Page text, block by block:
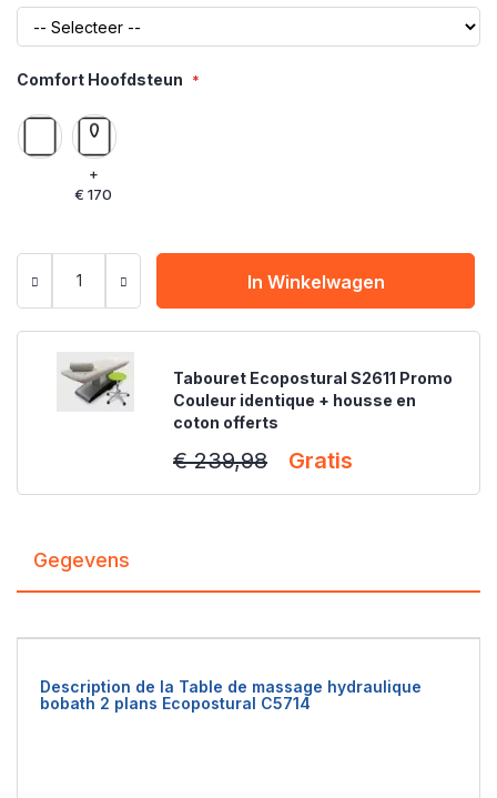
Comfort Hoofdsteun
+
€ 170
In Winkelwagen
Tabouret Ecopostural S2611 Promo
Couleur identique + housse en
coton offerts
€ 239,98 Gratis
Gegevens
Description de la Table de massage hydraulique
bobath 2 plans Ecopostural C5714